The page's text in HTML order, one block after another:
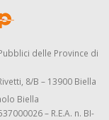
delle Province di
8/B – 13900 Biella
Biella
– R.E.A. n. BI-